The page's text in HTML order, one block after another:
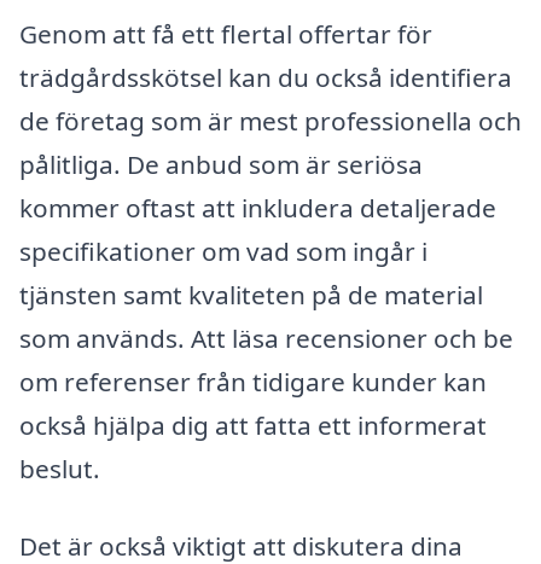
Genom att få ett flertal offertar för
trädgårdsskötsel kan du också identifiera
de företag som är mest professionella och
pålitliga. De anbud som är seriösa
kommer oftast att inkludera detaljerade
specifikationer om vad som ingår i
tjänsten samt kvaliteten på de material
som används. Att läsa recensioner och be
om referenser från tidigare kunder kan
också hjälpa dig att fatta ett informerat
beslut.
Det är också viktigt att diskutera dina